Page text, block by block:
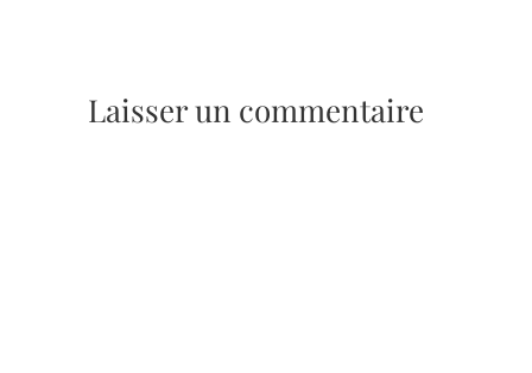
Laisser un commentaire